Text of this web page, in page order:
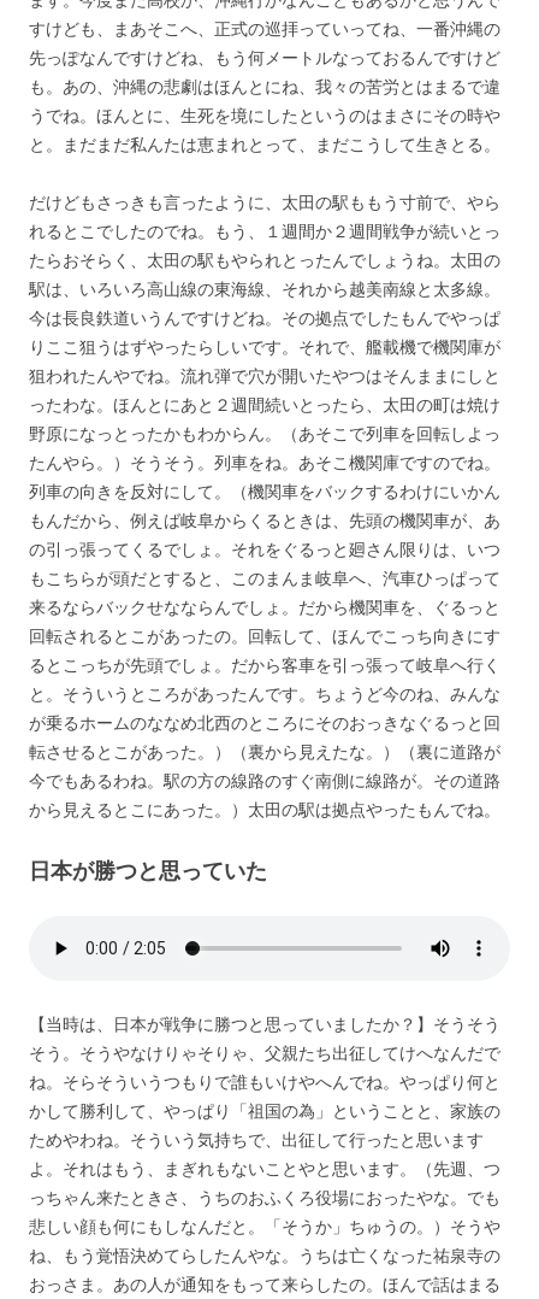
すけども、まあそこへ、正式の巡拝っていってね、一番沖縄の
先っぽなんですけどね、もう何メートルなっておるんですけど
も。あの、沖縄の悲劇はほんとにね、我々の苦労とはまるで違
うでね。ほんとに、生死を境にしたというのはまさにその時や
と。まだまだ私んたは恵まれとって、まだこうして生きとる。
だけどもさっきも言ったように、太田の駅ももう寸前で、やら
れるとこでしたのでね。もう、１週間か２週間戦争が続いとっ
たらおそらく、太田の駅もやられとったんでしょうね。太田の
駅は、いろいろ高山線の東海線、それから越美南線と太多線。
今は長良鉄道いうんですけどね。その拠点でしたもんでやっぱ
りここ狙うはずやったらしいです。それで、艦載機で機関庫が
狙われたんやでね。流れ弾で穴が開いたやつはそんままにしと
ったわな。ほんとにあと２週間続いとったら、太田の町は焼け
野原になっとったかもわからん。（あそこで列車を回転しよっ
たんやら。）そうそう。列車をね。あそこ機関庫ですのでね。
列車の向きを反対にして。（機関車をバックするわけにいかん
もんだから、例えば岐阜からくるときは、先頭の機関車が、あ
の引っ張ってくるでしょ。それをぐるっと廻さん限りは、いつ
もこちらが頭だとすると、このまんま岐阜へ、汽車ひっぱって
来るならバックせなならんでしょ。だから機関車を、ぐるっと
回転されるとこがあったの。回転して、ほんでこっち向きにす
るとこっちが先頭でしょ。だから客車を引っ張って岐阜へ行く
と。そういうところがあったんです。ちょうど今のね、みんな
が乗るホームのななめ北西のところにそのおっきなぐるっと回
転させるとこがあった。）（裏から見えたな。）（裏に道路が
今でもあるわね。駅の方の線路のすぐ南側に線路が。その道路
から見えるとこにあった。）太田の駅は拠点やったもんでね。
日本が勝つと思っていた
【当時は、日本が戦争に勝つと思っていましたか？】そうそう
そう。そうやなけりゃそりゃ、父親たち出征してけへなんだで
ね。そらそういうつもりで誰もいけやへんでね。やっぱり何と
かして勝利して、やっぱり「祖国の為」ということと、家族の
ためやわね。そういう気持ちで、出征して行ったと思います
よ。それはもう、まぎれもないことやと思います。（先週、つ
っちゃん来たときさ、うちのおふくろ役場におったやな。でも
悲しい顔も何にもしなんだと。「そうか」ちゅうの。）そうや
ね、もう覚悟決めてらしたんやな。うちは亡くなった祐泉寺の
おっさま。あの人が通知をもって来らしたの。ほんで話はまる